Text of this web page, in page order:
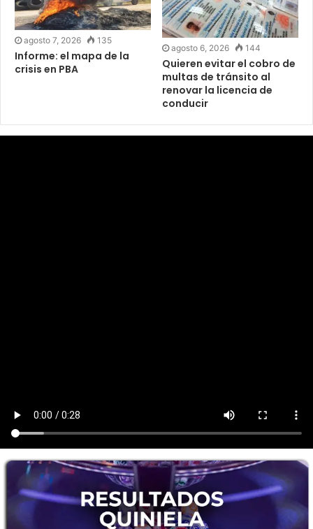
agosto 7, 2026 135
Informe: el mapa de la
crisis en PBA
agosto 6, 2026 144
Quieren evitar el cobro de
multas de tránsito al
renovar la licencia de
conducir